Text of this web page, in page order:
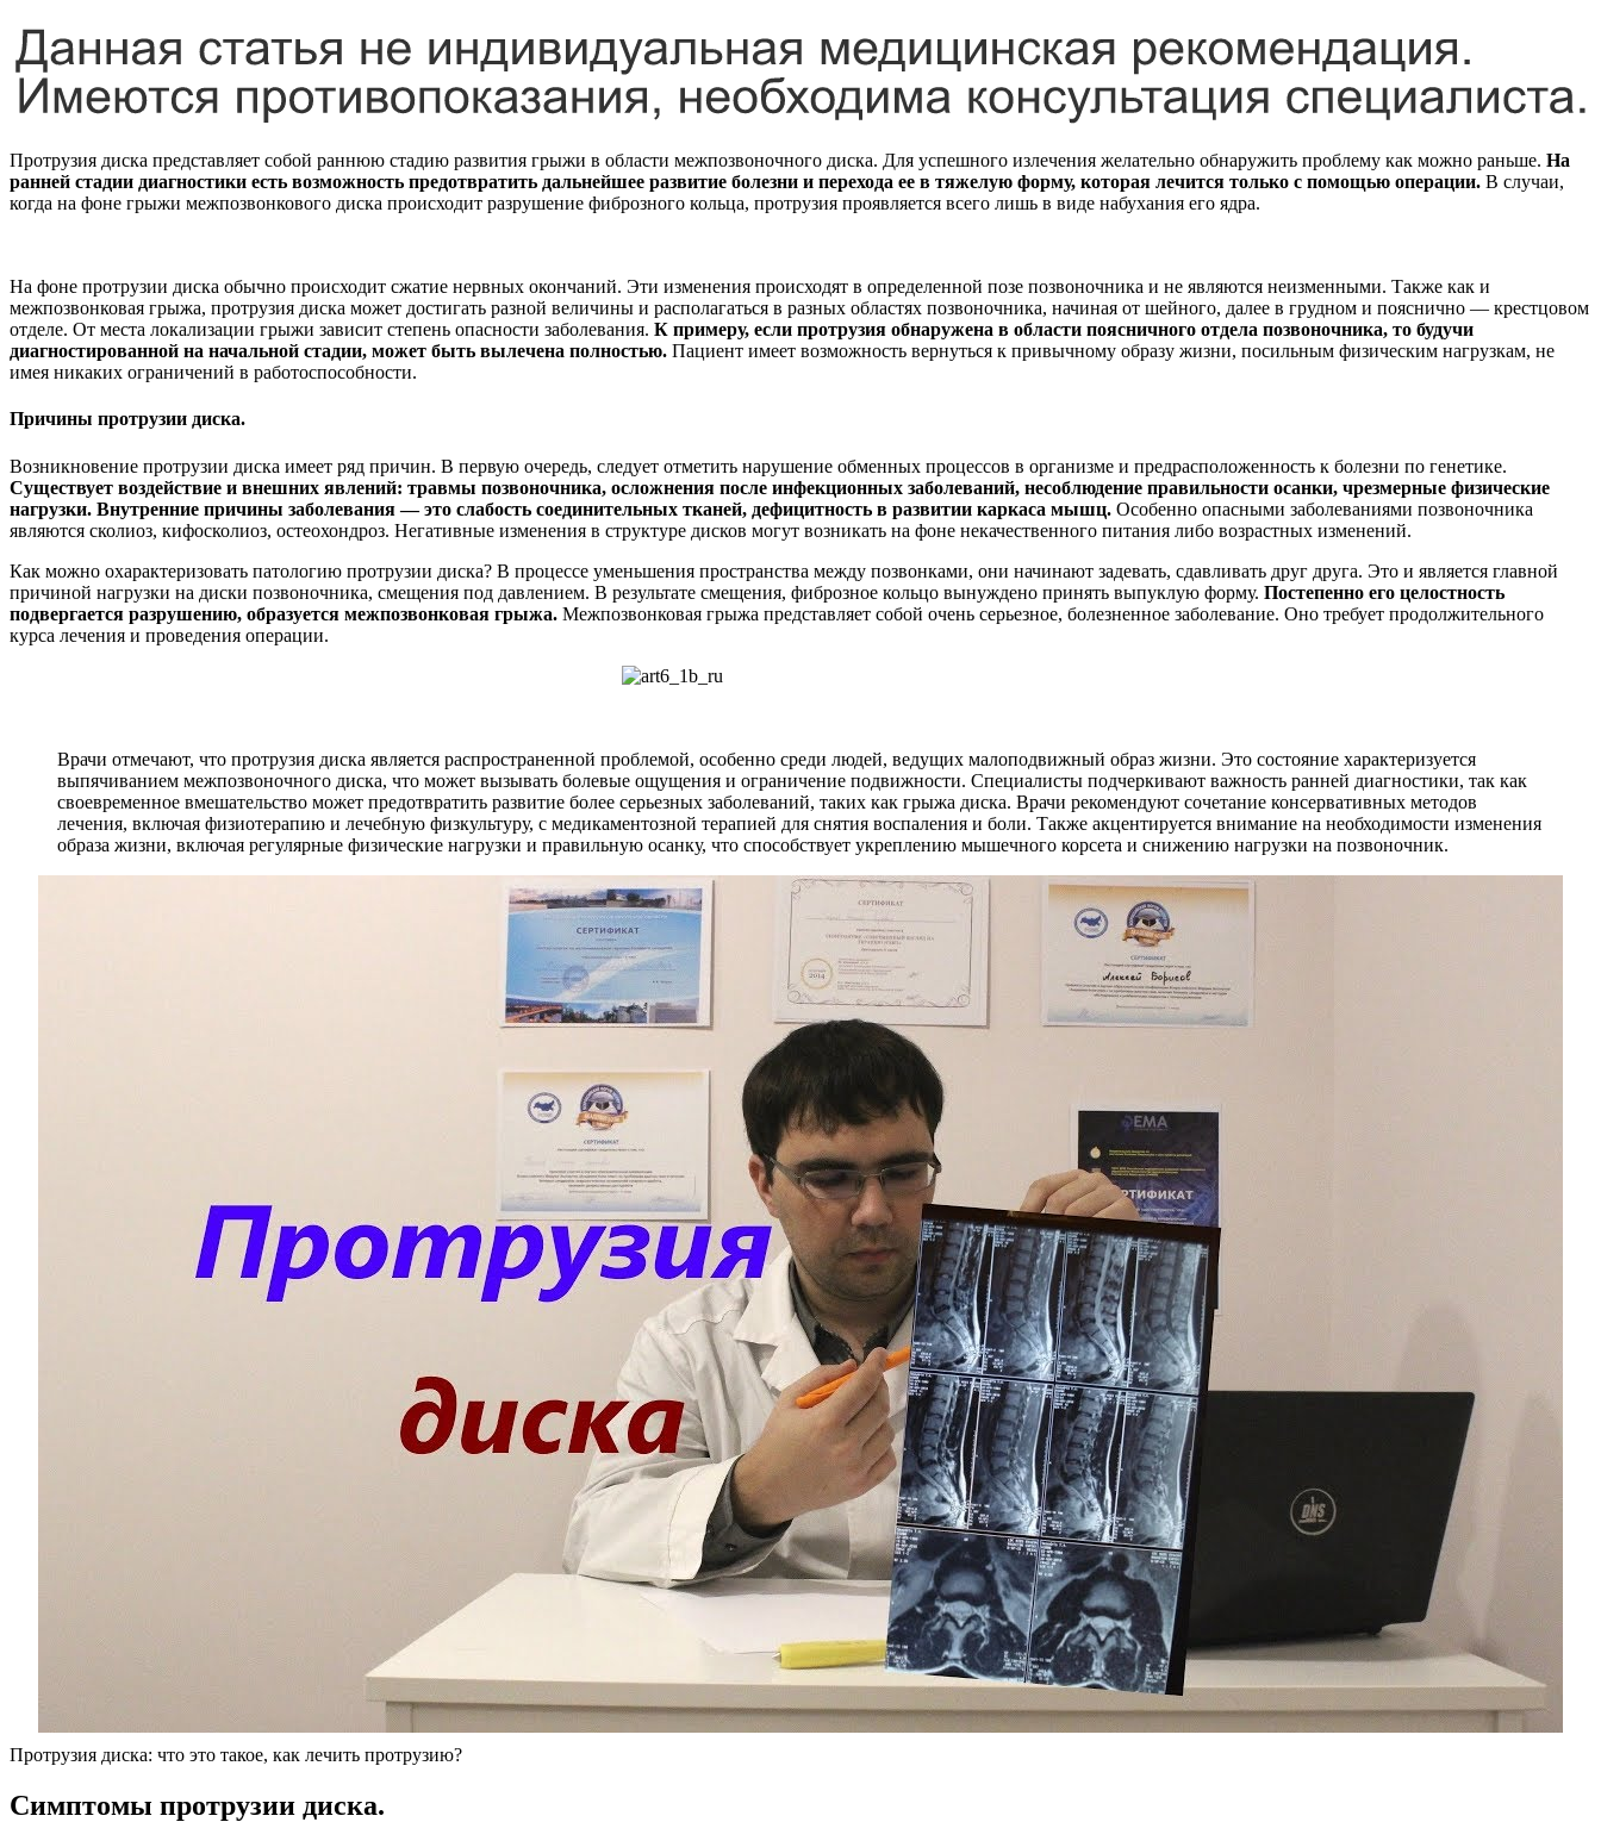
Протрузия диска представляет собой раннюю стадию развития грыжи в области межпозвоночного диска. Для успешного излечения желательно обнаружить проблему как можно раньше. На
ранней стадии диагностики есть возможность предотвратить дальнейшее развитие болезни и перехода ее в тяжелую форму, которая лечится только с помощью операции. В случаи,
когда на фоне грыжи межпозвонкового диска происходит разрушение фиброзного кольца, протрузия проявляется всего лишь в виде набухания его ядра.
На фоне протрузии диска обычно происходит сжатие нервных окончаний. Эти изменения происходят в определенной позе позвоночника и не являются неизменными. Также как и
межпозвонковая грыжа, протрузия диска может достигать разной величины и располагаться в разных областях позвоночника, начиная от шейного, далее в грудном и пояснично — крестцовом
отделе. От места локализации грыжи зависит степень опасности заболевания. К примеру, если протрузия обнаружена в области поясничного отдела позвоночника, то будучи
диагностированной на начальной стадии, может быть вылечена полностью. Пациент имеет возможность вернуться к привычному образу жизни, посильным физическим нагрузкам, не
имея никаких ограничений в работоспособности.
Причины протрузии диска.
Возникновение протрузии диска имеет ряд причин. В первую очередь, следует отметить нарушение обменных процессов в организме и предрасположенность к болезни по генетике.
Существует воздействие и внешних явлений: травмы позвоночника, осложнения после инфекционных заболеваний, несоблюдение правильности осанки, чрезмерные физические
нагрузки. Внутренние причины заболевания — это слабость соединительных тканей, дефицитность в развитии каркаса мышц. Особенно опасными заболеваниями позвоночника
являются сколиоз, кифосколиоз, остеохондроз. Негативные изменения в структуре дисков могут возникать на фоне некачественного питания либо возрастных изменений.
Как можно охарактеризовать патологию протрузии диска? В процессе уменьшения пространства между позвонками, они начинают задевать, сдавливать друг друга. Это и является главной
причиной нагрузки на диски позвоночника, смещения под давлением. В результате смещения, фиброзное кольцо вынуждено принять выпуклую форму. Постепенно его целостность
подвергается разрушению, образуется межпозвонковая грыжа. Межпозвонковая грыжа представляет собой очень серьезное, болезненное заболевание. Оно требует продолжительного
курса лечения и проведения операции.
Врачи отмечают, что протрузия диска является распространенной проблемой, особенно среди людей, ведущих малоподвижный образ жизни. Это состояние характеризуется
выпячиванием межпозвоночного диска, что может вызывать болевые ощущения и ограничение подвижности. Специалисты подчеркивают важность ранней диагностики, так как
своевременное вмешательство может предотвратить развитие более серьезных заболеваний, таких как грыжа диска. Врачи рекомендуют сочетание консервативных методов
лечения, включая физиотерапию и лечебную физкультуру, с медикаментозной терапией для снятия воспаления и боли. Также акцентируется внимание на необходимости изменения
образа жизни, включая регулярные физические нагрузки и правильную осанку, что способствует укреплению мышечного корсета и снижению нагрузки на позвоночник.
Протрузия диска: что это такое, как лечить протрузию?
Симптомы протрузии диска.